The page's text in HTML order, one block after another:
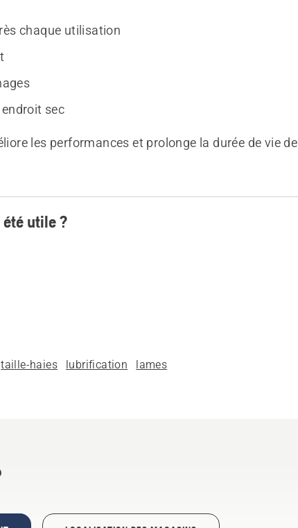
chaque utilisation
sec
les performances et prolonge la durée de vie de
utile ?
taille-haies lubrification lames